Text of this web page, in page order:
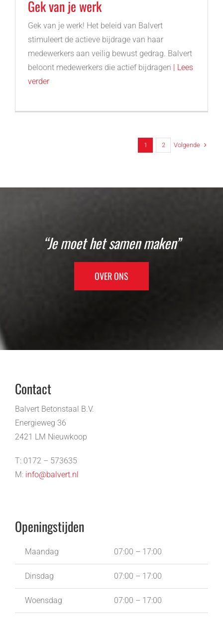
Gek van je werk
Gek van je werk! Het beleid van Balvert
stimuleert de actieve bijdrage van haar
medewerkers aan veilig bewust gedrag. Balvert
beloont medewerkers die actief bijdragen | Lees
verder
1 2 Volgende
“Je moet het samen maken”
OVER ONS
Contact
Balvert Betonstaal B.V.
Energieweg 36
2421 LM Nieuwkoop
T: 0172 – 573635
M: info@balvert.nl
Openingstijden
Maandag 07:00 – 17:00
Dinsdag 07:00 – 17:00
Woensdag 07:00 – 17:00